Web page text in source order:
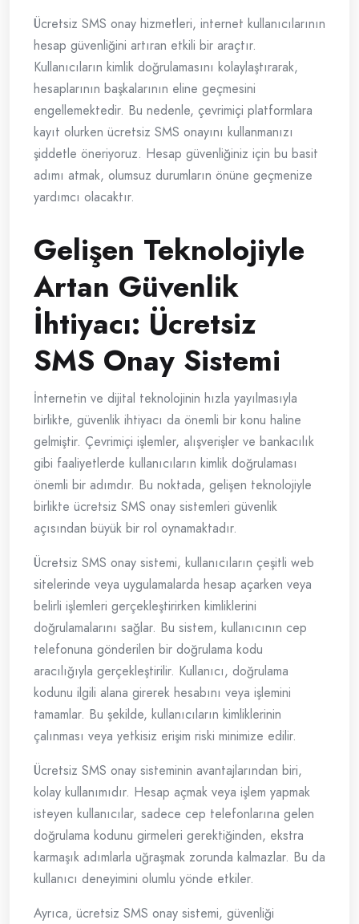
Ücretsiz SMS onay hizmetleri, internet kullanıcılarının
hesap güvenliğini artıran etkili bir araçtır.
Kullanıcıların kimlik doğrulamasını kolaylaştırarak,
hesaplarının başkalarının eline geçmesini
engellemektedir. Bu nedenle, çevrimiçi platformlara
kayıt olurken ücretsiz SMS onayını kullanmanızı
şiddetle öneriyoruz. Hesap güvenliğiniz için bu basit
adımı atmak, olumsuz durumların önüne geçmenize
yardımcı olacaktır.
Gelişen Teknolojiyle
Artan Güvenlik
İhtiyacı: Ücretsiz
SMS Onay Sistemi
İnternetin ve dijital teknolojinin hızla yayılmasıyla
birlikte, güvenlik ihtiyacı da önemli bir konu haline
gelmiştir. Çevrimiçi işlemler, alışverişler ve bankacılık
gibi faaliyetlerde kullanıcıların kimlik doğrulaması
önemli bir adımdır. Bu noktada, gelişen teknolojiyle
birlikte ücretsiz SMS onay sistemleri güvenlik
açısından büyük bir rol oynamaktadır.
Ücretsiz SMS onay sistemi, kullanıcıların çeşitli web
sitelerinde veya uygulamalarda hesap açarken veya
belirli işlemleri gerçekleştirirken kimliklerini
doğrulamalarını sağlar. Bu sistem, kullanıcının cep
telefonuna gönderilen bir doğrulama kodu
aracılığıyla gerçekleştirilir. Kullanıcı, doğrulama
kodunu ilgili alana girerek hesabını veya işlemini
tamamlar. Bu şekilde, kullanıcıların kimliklerinin
çalınması veya yetkisiz erişim riski minimize edilir.
Ücretsiz SMS onay sisteminin avantajlarından biri,
kolay kullanımıdır. Hesap açmak veya işlem yapmak
isteyen kullanıcılar, sadece cep telefonlarına gelen
doğrulama kodunu girmeleri gerektiğinden, ekstra
karmaşık adımlarla uğraşmak zorunda kalmazlar. Bu da
kullanıcı deneyimini olumlu yönde etkiler.
Ayrıca, ücretsiz SMS onay sistemi, güvenliği